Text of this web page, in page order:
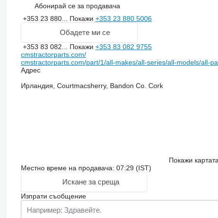
Абонирай се за продавача
+353 23 880... Покажи +353 23 880 5006
Обадете ми се
+353 83 082... Покажи +353 83 082 9755
cmstractorparts.com/
cmstractorparts.com/part/1/all-makes/all-series/all-models/all-
Адрес
Ирландия, Courtmacsherry, Bandon Co. Cork
Покажи картата
Местно време на продавача: 07:29 (IST)
Искане за среща
Изпрати съобщение